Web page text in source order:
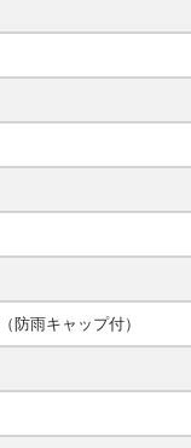
防雨キャップ付）